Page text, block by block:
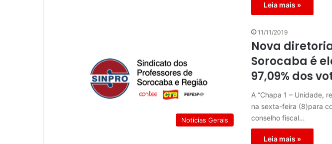
Leia mais »
Notícias Gerais
11/11/2019
Nova
Sorocaba é
97,09% dos
A “Chapa 1 – Unidade,
na sexta-feira (8)para
conselho fiscal…
Leia mais »